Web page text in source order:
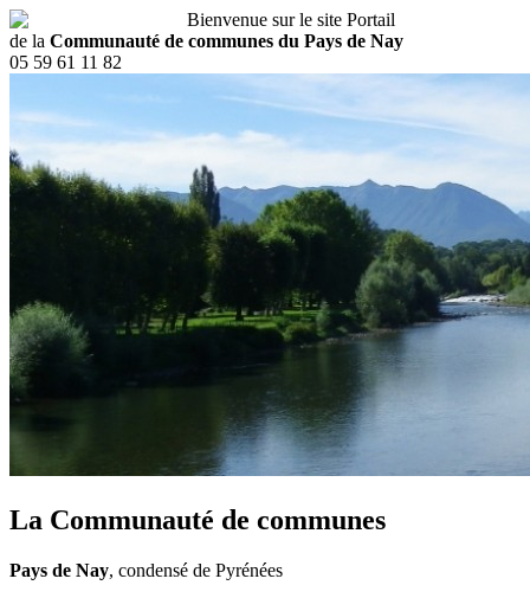
Bienvenue sur le site Portail
de la Communauté de communes du Pays de Nay
05 59 61 11 82
La Communauté de communes
Pays de Nay, condensé de Pyrénées